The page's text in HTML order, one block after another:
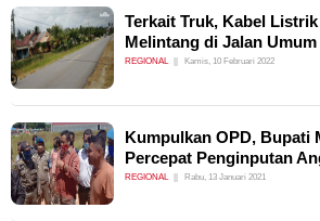
Terkait Truk, Kabel
Melintang di Jalan Umum
REGIONAL Kamis, 10 Februari 2022
Kumpulkan OPD, Bupati
Percepat Penginputan
REGIONAL Rabu, 13 Januari 2021